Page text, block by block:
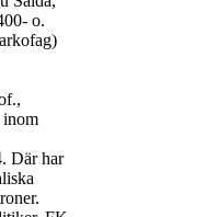
o.
inom
Där har